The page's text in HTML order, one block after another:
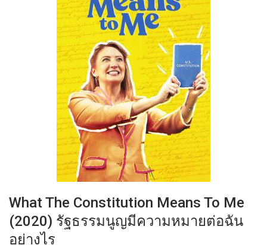
What The Constitution Means To Me
(2020) รัฐธรรมนูญมีความหมายต่อฉัน
อย่างไร